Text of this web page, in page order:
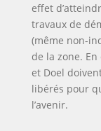
effet
travaux de
(même non-
de la zone.
et Doel
libérés pour
l’avenir.